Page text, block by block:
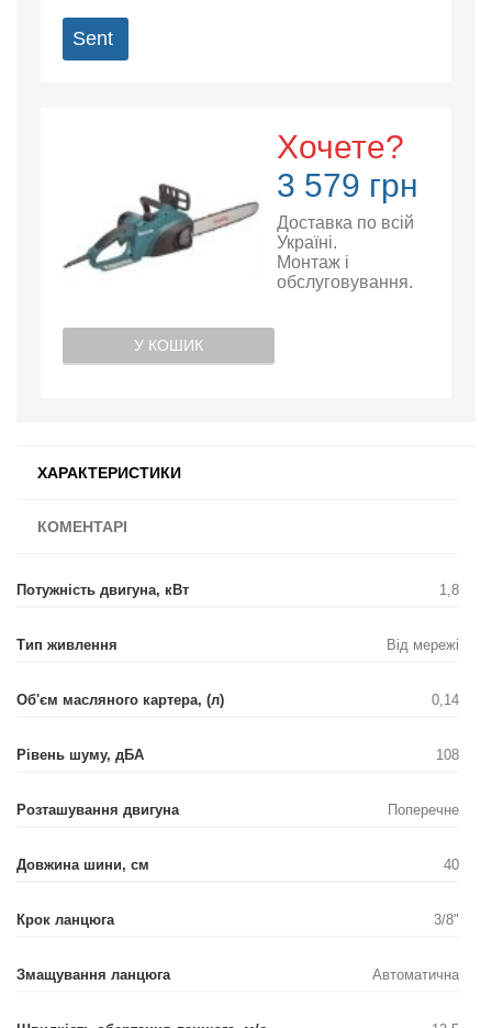
Sent
Хочете?
3 579 грн
Доставка по всій
Україні.
Монтаж і
обслуговування.
У КОШИК
ХАРАКТЕРИСТИКИ
КОМЕНТАРІ
Потужність двигуна, кВт 1,8
Тип живлення Від мережі
Об'єм масляного картера, (л) 0,14
Рівень шуму, дБА 108
Розташування двигуна Поперечне
Довжина шини, см 40
Крок ланцюга 3/8"
Змащування ланцюга Автоматична